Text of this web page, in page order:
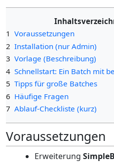
1 Voraussetzungen
2 Installation (nur Admin)
3 Vorlage (Beschreibung)
4 Schnellstart: Ein Batch mit
5 Tipps für große Batches
6 Häufige Fragen
7 Ablauf-Checkliste (kurz)
Voraussetzungen
Erweiterung